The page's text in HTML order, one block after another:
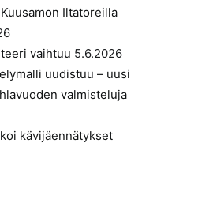
Iltatoreilla
vaihtuu 5.6.2026
uudistuu – uusi
valmisteluja
kävijäennätykset